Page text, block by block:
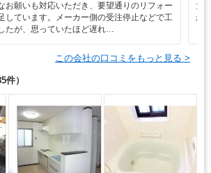
お願いも対応いただき、要望通りのリフォー
しています。メーカー側の受注停止などで工
たが、思っていたほど遅れ…
大
か
この会社の口コミをもっと見る >
件）